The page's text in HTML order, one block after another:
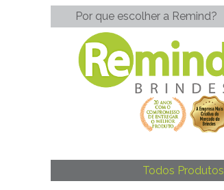
Por que escolher a Remind?
Todos Produtos